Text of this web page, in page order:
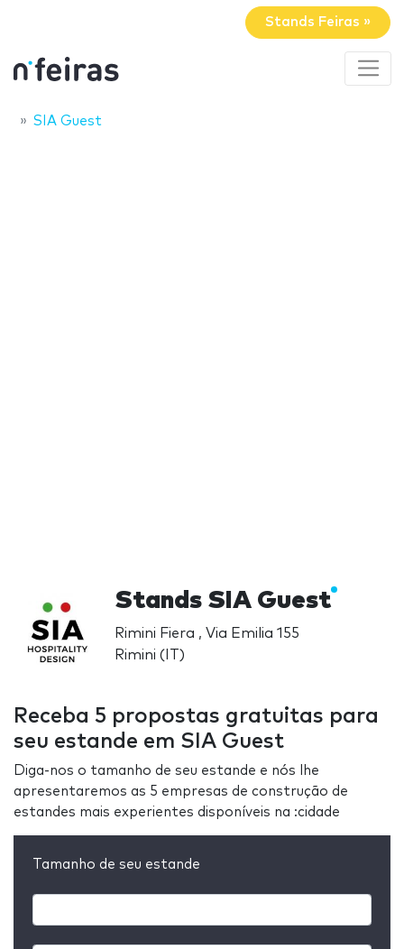
Stands Feiras »
SIA Guest
Stands SIA Guest
Rimini Fiera , Via Emilia 155
Rimini (IT)
Receba 5 propostas gratuitas para
seu estande em SIA Guest
Diga-nos o tamanho de seu estande e nós lhe
apresentaremos as 5 empresas de construção de
estandes mais experientes disponíveis na :cidade
Tamanho de seu estande